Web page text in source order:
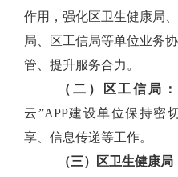
作用，强化区卫生健康局
局、区工信局等单位业务
管、提升服务合力。
（二）区工信局：
云”APP建设单位保持密
享、信息传递等工作。
（三）区卫生健康局